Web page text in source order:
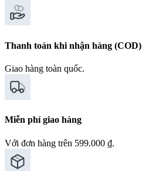
Thanh toán khi nhận hàng (COD)
Giao hàng toàn quốc.
Miễn phí giao hàng
Với đơn hàng trên 599.000 ₫.